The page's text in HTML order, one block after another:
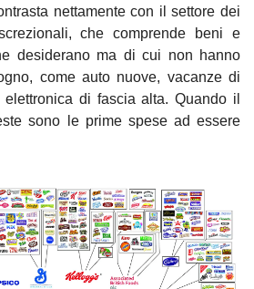
nettamente con il settore dei
che comprende beni e
desiderano ma di cui non hanno
come auto nuove, vacanze di
elettronica di fascia alta. Quando il
sono le prime spese ad essere